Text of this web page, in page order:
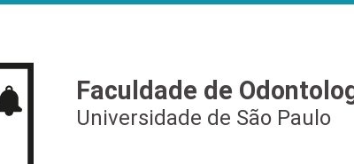
Faculdade de
Universidade de São Paulo